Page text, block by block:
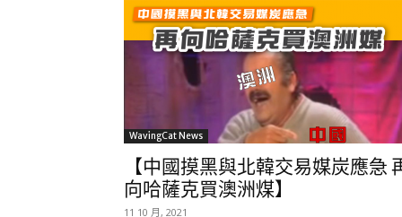
WavingCat News
【中國摸黑與北韓交易媒炭應急
向哈薩克買澳洲煤】
11 10 月, 2021